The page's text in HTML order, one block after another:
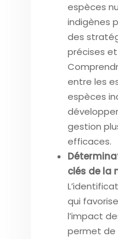
espèces
indigènes
des
précises
entre les
espèces
gestion
efficaces.
clés de la
qui
l’impact
permet de